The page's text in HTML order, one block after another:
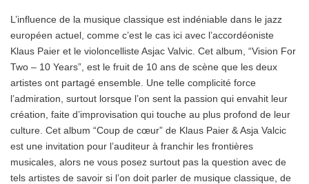
L’influence de la musique classique est indéniable dans le jazz
européen actuel, comme c’est le cas ici avec l’accordéoniste
Klaus Paier et le violoncelliste Asjac Valvic. Cet album, “Vision For
Two – 10 Years”, est le fruit de 10 ans de scène que les deux
artistes ont partagé ensemble. Une telle complicité force
l’admiration, surtout lorsque l’on sent la passion qui envahit leur
création, faite d’improvisation qui touche au plus profond de leur
culture. Cet album “Coup de cœur” de Klaus Paier & Asja Valcic
est une invitation pour l’auditeur à franchir les frontières
musicales, alors ne vous posez surtout pas la question avec de
tels artistes de savoir si l’on doit parler de musique classique, de